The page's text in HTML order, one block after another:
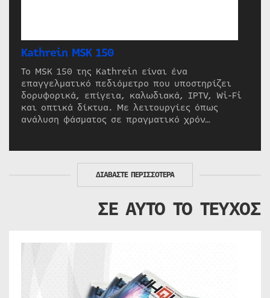
Kathrein MSK 150
Το MSK 150 της Kathrein είναι ένα
επαγγελματικό πεδιόμετρο που υποστηρίζει
δορυφορικά, επίγεια, καλωδιακά, IPTV, Wi-Fi
και οπτικά δίκτυα. Με λειτουργίες όπως
ανάλυση φάσματος σε πραγματικό χρόν…
ΔΙΑΒΑΣΤΕ ΠΕΡΙΣΣΟΤΕΡΑ
ΣΕ ΑΥΤΟ ΤΟ ΤΕΥΧΟΣ